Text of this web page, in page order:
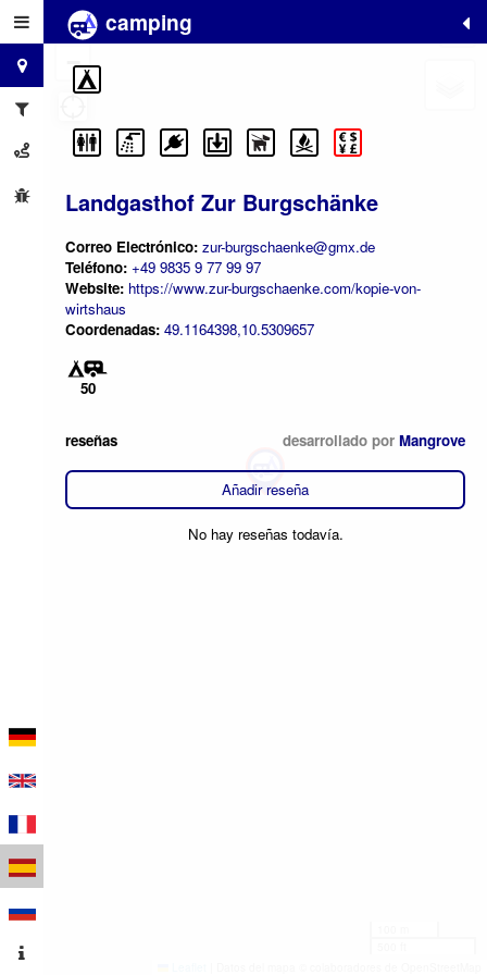
camping
Landgasthof Zur Burgschänke
Correo Electrónico: zur-burgschaenke@gmx.de
Teléfono: +49 9835 9 77 99 97
Website: https://www.zur-burgschaenke.com/kopie-von-
wirtshaus
Coordenadas: 49.1164398,10.5309657
50
reseñas desarrollado por Mangrove
Añadir reseña
No hay reseñas todavía.
+
−